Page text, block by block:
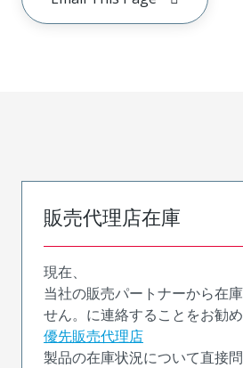
販売代理店在庫
現在、
当社の販売パートナーから在
せん。に連絡することをお勧
優先販売代理店
製品の在庫状況について直接